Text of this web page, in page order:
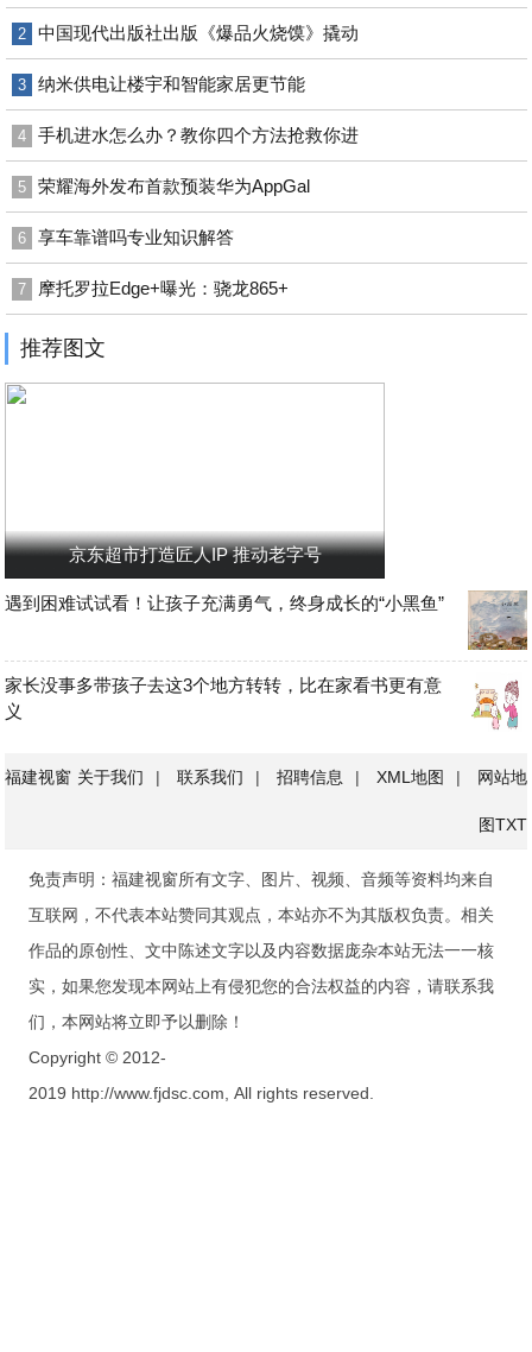
2 中国现代出版社出版《爆品火烧馍》撬动
3 纳米供电让楼宇和智能家居更节能
4 手机进水怎么办？教你四个方法抢救你进
5 荣耀海外发布首款预装华为AppGal
6 享车靠谱吗专业知识解答
7 摩托罗拉Edge+曝光：骁龙865+
推荐图文
京东超市打造匠人IP 推动老字号
遇到困难试试看！让孩子充满勇气，终身成长的“小黑鱼”
家长没事多带孩子去这3个地方转转，比在家看书更有意
义
福建视窗 关于我们 | 联系我们 | 招聘信息 | XML地图 | 网站地
图TXT
免责声明：福建视窗所有文字、图片、视频、音频等资料均来自
互联网，不代表本站赞同其观点，本站亦不为其版权负责。相关
作品的原创性、文中陈述文字以及内容数据庞杂本站无法一一核
实，如果您发现本网站上有侵犯您的合法权益的内容，请联系我
们，本网站将立即予以删除！
Copyright © 2012-
2019 http://www.fjdsc.com, All rights reserved.